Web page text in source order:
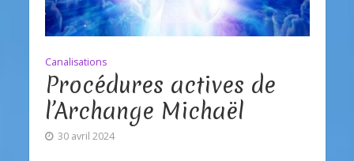
Canalisations
Procédures actives de
l’Archange Michaël
30 avril 2024